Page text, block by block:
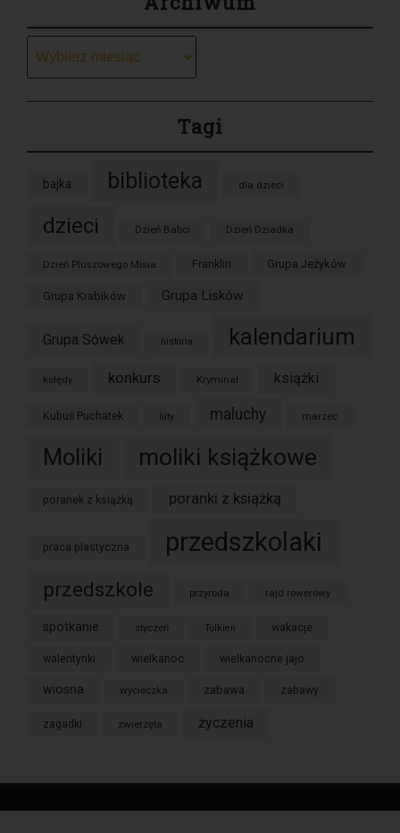
Tagi
bajka biblioteka dla dzieci
dzieci Dzień Babci Dzień Dziadka
Dzień Pluszowego Misia Franklin Grupa Jeżyków
Grupa Krabików Grupa Lisków
Grupa Sówek historia kalendarium
kolędy konkurs Kryminał książki
Kubuś Puchatek luty maluchy marzec
Moliki moliki książkowe
poranek z książką poranki z książką
praca plastyczna przedszkolaki
przedszkole przyroda rajd rowerowy
spotkanie styczeń Tolkien wakacje
walentynki wielkanoc wielkanocne jajo
wiosna wycieczka zabawa zabawy
zagadki zwierzęta życzenia